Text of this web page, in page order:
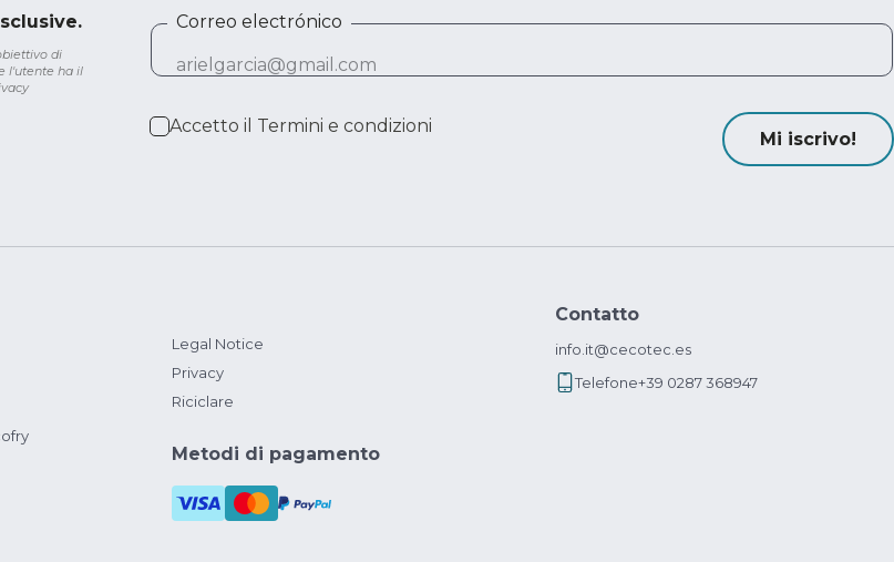
di
l'utente ha il
Correo electrónico
Accetto il Termini e condizioni
Mi iscrivo!
Legal Notice
Privacy
Riciclare
Metodi di pagamento
Contatto
info.it@cecotec.es
Telefone+39 0287 368947